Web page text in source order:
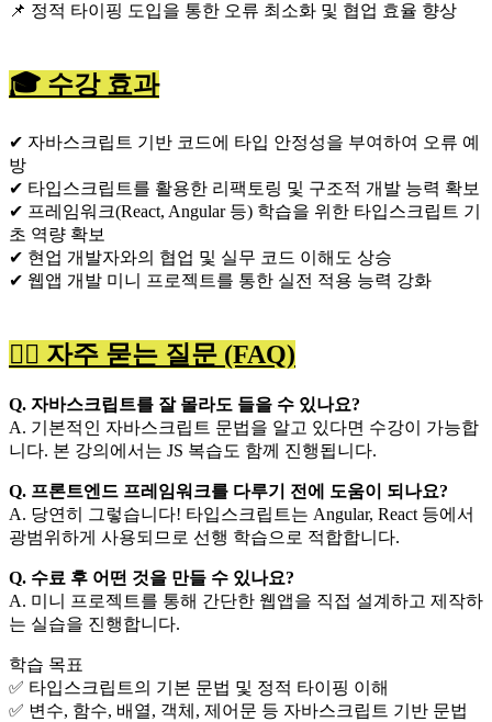
📌 정적 타이핑 도입을 통한 오류 최소화 및 협업 효율 향상
🎓 수강 효과
✔ 자바스크립트 기반 코드에 타입 안정성을 부여하여 오류 예
방
✔ 타입스크립트를 활용한 리팩토링 및 구조적 개발 능력 확보
✔ 프레임워크(React, Angular 등) 학습을 위한 타입스크립트 기
초 역량 확보
✔ 현업 개발자와의 협업 및 실무 코드 이해도 상승
✔ 웹앱 개발 미니 프로젝트를 통한 실전 적용 능력 강화
🙋‍♀️ 자주 묻는 질문 (FAQ)
Q. 자바스크립트를 잘 몰라도 들을 수 있나요?
A. 기본적인 자바스크립트 문법을 알고 있다면 수강이 가능합
니다. 본 강의에서는 JS 복습도 함께 진행됩니다.
Q. 프론트엔드 프레임워크를 다루기 전에 도움이 되나요?
A. 당연히 그렇습니다! 타입스크립트는 Angular, React 등에서
광범위하게 사용되므로 선행 학습으로 적합합니다.
Q. 수료 후 어떤 것을 만들 수 있나요?
A. 미니 프로젝트를 통해 간단한 웹앱을 직접 설계하고 제작하
는 실습을 진행합니다.
학습 목표
✅ 타입스크립트의 기본 문법 및 정적 타이핑 이해
✅ 변수, 함수, 배열, 객체, 제어문 등 자바스크립트 기반 문법